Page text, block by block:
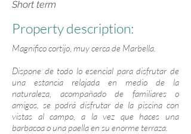
Short term
Property description:
Magnifico cortijo, muy cerca de Marbella.
Dispone de todo lo esencial para disfrutar de
una estancia relajada en medio de la
naturaleza, acompañado de familiares o
amigos, se podrá disfrutar de la piscina con
vistas al campo, a la vez que haces una
barbacoa o una paella en su enorme terraza.